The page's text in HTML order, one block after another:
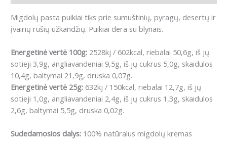
Migdolų pasta puikiai tiks prie sumuštinių, pyragų, desertų ir
įvairių rūšių užkandžių. Puikiai dera su blynais.
Energetinė vertė 100g: 2528kj / 602kcal, riebalai 50,6g, iš jų
sotieji 3,9g, angliavandeniai 9,5g, iš jų cukrus 5,0g, skaidulos
10,4g, baltymai 21,9g, druska 0,07g.
Energetinė vertė 25g: 632kj / 150kcal, riebalai 12,7g, iš jų
sotieji 1,0g, angliavandeniai 2,4g, iš jų cukrus 1,3g, skaidulos
2,6g, baltymai 5,5g, druska 0,02g.
Sudedamosios dalys: 100% natūralus migdolų kremas